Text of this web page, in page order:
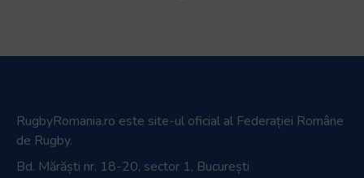
RugbyRomania.ro este site-ul oficial al Federației Române
de Rugby.
Bd. Mărăști nr. 18-20, sector 1, București